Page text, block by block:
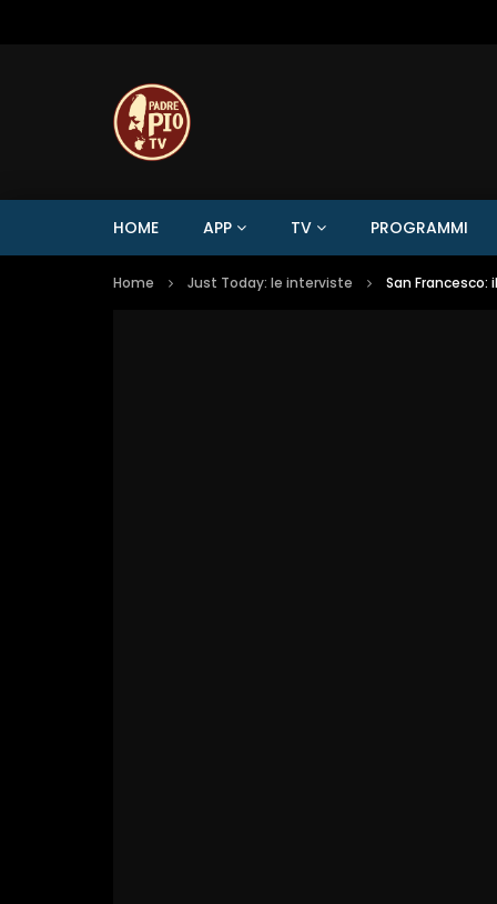
HOME APP TV PROGRAMMI
Home Just Today: le interviste San